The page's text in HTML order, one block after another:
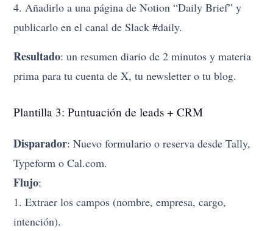
4. Añadirlo a una página de Notion “Daily Brief” y
publicarlo en el canal de Slack #daily.
Resultado: un resumen diario de 2 minutos y materia
prima para tu cuenta de X, tu newsletter o tu blog.
Plantilla 3: Puntuación de leads + CRM
Disparador: Nuevo formulario o reserva desde Tally,
Typeform o Cal.com.
Flujo:
1. Extraer los campos (nombre, empresa, cargo,
intención).